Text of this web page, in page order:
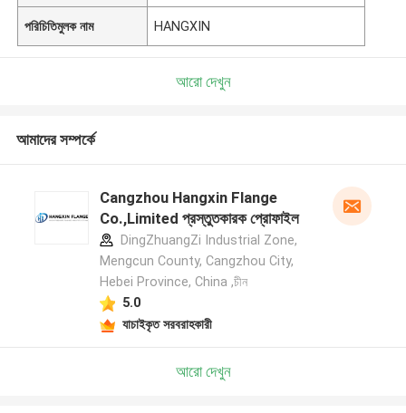
পরিচিতিমুলক নাম HANGXIN
আরো দেখুন
আমাদের সম্পর্কে
Cangzhou Hangxin Flange
Co.,Limited প্রস্তুতকারক প্রোফাইল
DingZhuangZi Industrial Zone,
Mengcun County, Cangzhou City,
Hebei Province, China ,চীন
5.0
যাচাইকৃত সরবরাহকারী
আরো দেখুন